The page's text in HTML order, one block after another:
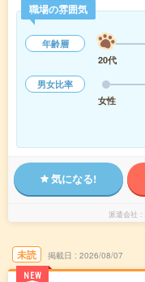
職場の雰囲気
年齢層
20代
男女比率
女性
気になる!
派遣会社
未読
NEW
掲載日 2026/08/07